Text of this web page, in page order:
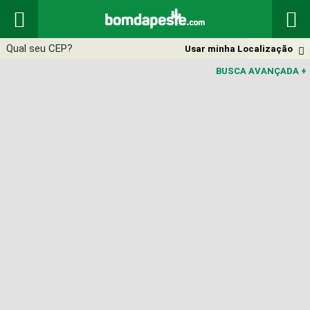
 

Usar minha Localização
BUSCA AVANÇADA +